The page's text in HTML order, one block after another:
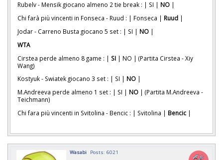
Rubelv - Mensik giocano almeno 2 tie break : | SI | NO |
Chi farà più vincenti in Fonseca - Ruud : | Fonseca | Ruud |
Jodar - Carreno Busta giocano 5 set : | SI | NO |
WTA
Cirstea perde almeno 8 game : | SI | NO | (Partita Cirstea - Xiy
Wang)
Kostyuk - Swiatek giocano 3 set : | SI | NO |
M.Andreeva perde almeno 1 set : | SI | NO | (Partita M.Andreeva -
Teichmann)
Chi fara più vincenti in Svitolina - Bencic : | Svitolina | Bencic |
Wasabi Posts: 6021